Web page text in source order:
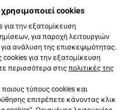
cookies
για την εξατομίκευση
για παροχή λειτουργιών
ανάλυση της επισκεψιμότητας.
για την εξατομίκευση
περισσότερα στις πολιτικές της
τύπους cookies και
επιτρέπετε κάνοντας κλικ